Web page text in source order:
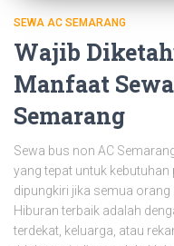
SEWA AC SEMARANG
Wajib
Manfaat
Semarang
Sewa bus non AC
yang tepat untuk
dipungkiri jika semua orang
Hiburan terbaik adalah
terdekat, keluarga, atau